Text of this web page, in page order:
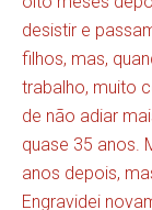
desistir e
filhos, mas,
trabalho, muito
de não adiar
quase 35 anos.
anos depois,
Engravidei